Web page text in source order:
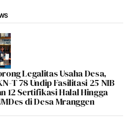
Legalitas Usaha Desa,
T 78 Undip Fasilitasi 25 NIB
12 Sertifikasi Halal Hingga
di Desa Mranggen